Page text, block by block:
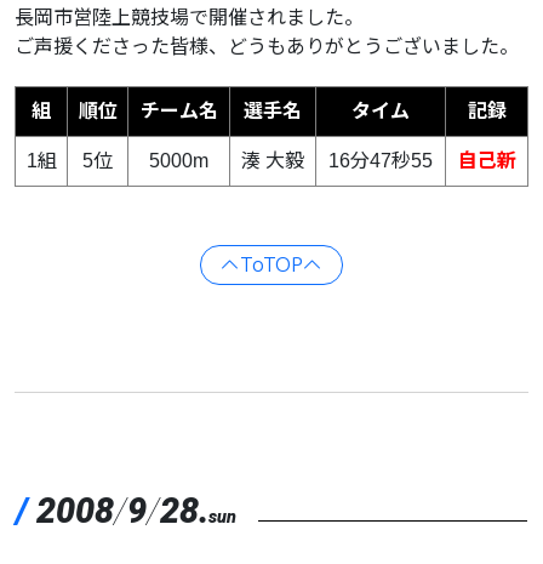
長岡市営陸上競技場で開催されました。
ご声援くださった皆様、どうもありがとうございました。
組 順位 チーム名 選手名 タイム 記録
1組 5位 5000m 湊 大毅 16分47秒55 自己新
ToTOP
/2008/9/28.sun